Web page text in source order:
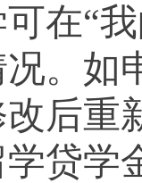
在“
。如
后重
学贷学